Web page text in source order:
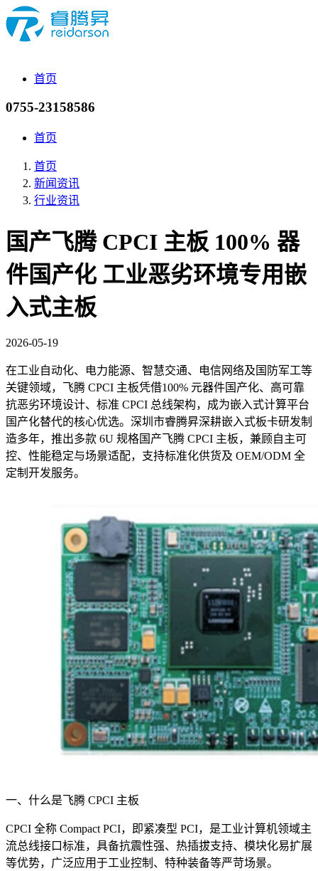
首页
0755-23158586
首页
首页
新闻资讯
行业资讯
国产飞腾 CPCI 主板 100% 器
件国产化 工业恶劣环境专用嵌
入式主板
2026-05-19
在工业自动化、电力能源、智慧交通、电信网络及国防军工等
关键领域，飞腾 CPCI 主板凭借100% 元器件国产化、高可靠
抗恶劣环境设计、标准 CPCI 总线架构，成为嵌入式计算平台
国产化替代的核心优选。深圳市睿腾昇深耕嵌入式板卡研发制
造多年，推出多款 6U 规格国产飞腾 CPCI 主板，兼顾自主可
控、性能稳定与场景适配，支持标准化供货及 OEM/ODM 全
定制开发服务。
一、什么是飞腾 CPCI 主板
CPCI 全称 Compact PCI，即紧凑型 PCI，是工业计算机领域主
流总线接口标准，具备抗震性强、热插拔支持、模块化易扩展
等优势，广泛应用于工业控制、特种装备等严苛场景。